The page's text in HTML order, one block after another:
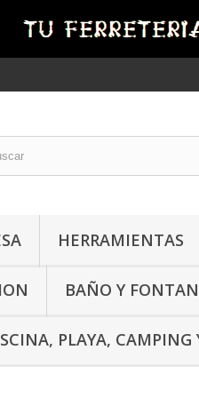
HERRAMIENTAS
BAÑO Y
PLAYA, CAMPING